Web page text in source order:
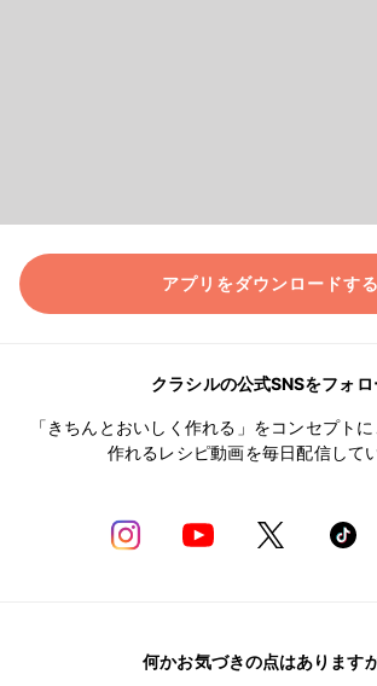
アプリをダウンロードする
クラシルの公式SNSをフォロ
「きちんとおいしく作れる」をコンセプト
作れるレシピ動画を毎日配信して
何かお気づきの点はあります